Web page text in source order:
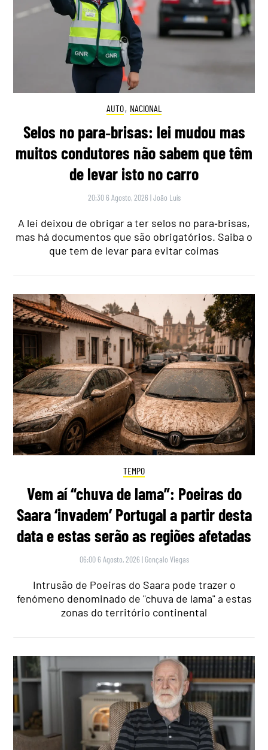
AUTO, NACIONAL
Selos no para‑brisas: lei mudou mas
muitos condutores não sabem que têm
de levar isto no carro
20:30 6 Agosto, 2026 |João Luís
A lei deixou de obrigar a ter selos no para‑brisas,
mas há documentos que são obrigatórios. Saiba o
que tem de levar para evitar coimas
TEMPO
Vem aí “chuva de lama”: Poeiras do
Saara ‘invadem’ Portugal a partir desta
data e estas serão as regiões afetadas
06:00 6 Agosto, 2026 | Gonçalo Viegas
Intrusão de Poeiras do Saara pode trazer o
fenómeno denominado de "chuva de lama" a estas
zonas do território continental